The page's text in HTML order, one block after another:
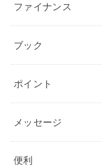
ファイナンス
ブック
ポイント
メッセージ
便利